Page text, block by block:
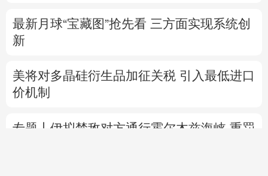
最新月球“宝藏图”抢先看 三方面实现系统创
新
美将对多晶硅衍生品加征关税 引入最低进口
价机制
专题丨 伊拟禁敌对方通行霍尔木兹海峡 重罚